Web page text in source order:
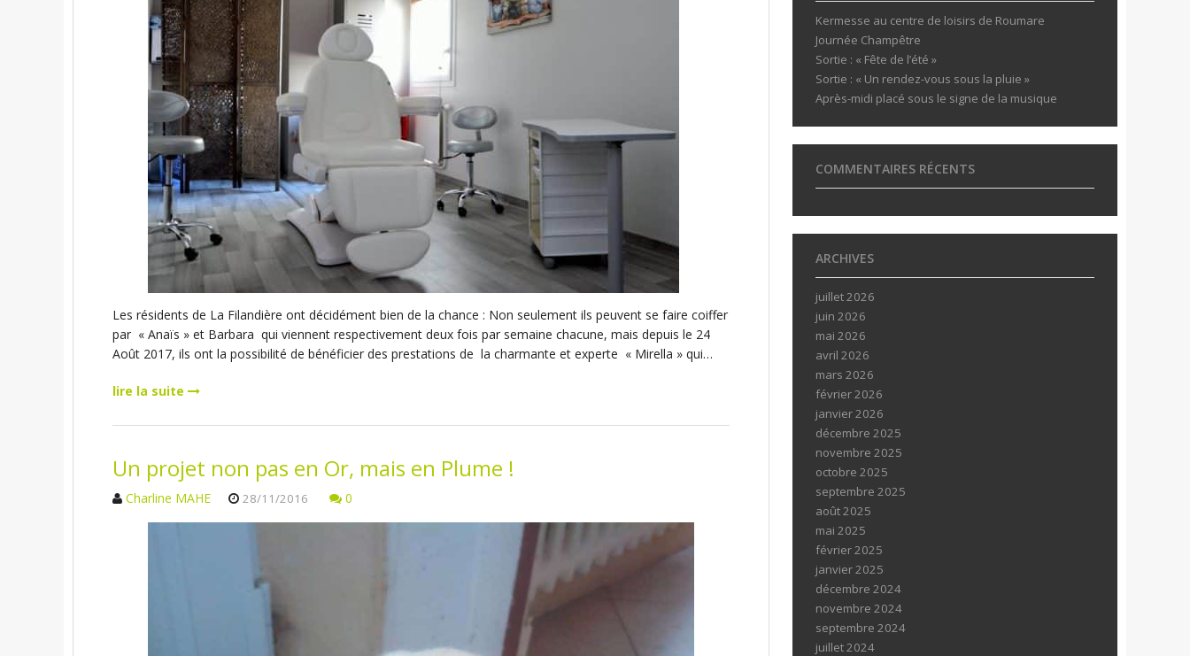
Les résidents de La Filandière ont décidément bien de la chance : Non seulement ils peuvent se faire coiffer
par « Anaïs » et Barbara qui viennent respectivement deux fois par semaine chacune, mais depuis le 24
Août 2017, ils ont la possibilité de bénéficier des prestations de la charmante et experte « Mirella » qui…
lire la suite
Un projet non pas en Or, mais en Plume !
Charline MAHE 28/11/2016 0
Kermesse au centre de loisirs de Roumare
Journée Champêtre
Sortie : « Fête de l’été »
Sortie : « Un rendez-vous sous la pluie »
Après-midi placé sous le signe de la musique
COMMENTAIRES RÉCENTS
ARCHIVES
juillet 2026
juin 2026
mai 2026
avril 2026
mars 2026
février 2026
janvier 2026
décembre 2025
novembre 2025
octobre 2025
septembre 2025
août 2025
mai 2025
février 2025
janvier 2025
décembre 2024
novembre 2024
septembre 2024
juillet 2024